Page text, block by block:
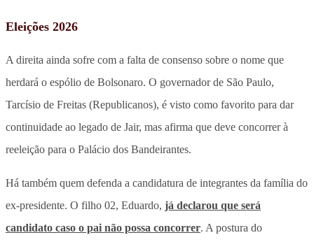
Eleições 2026
A direita ainda sofre com a falta de consenso sobre o nome que
herdará o espólio de Bolsonaro. O governador de São Paulo,
Tarcísio de Freitas (Republicanos), é visto como favorito para dar
continuidade ao legado de Jair, mas afirma que deve concorrer à
reeleição para o Palácio dos Bandeirantes.
Há também quem defenda a candidatura de integrantes da família do
ex-presidente. O filho 02, Eduardo, já declarou que será
candidato caso o pai não possa concorrer. A postura do